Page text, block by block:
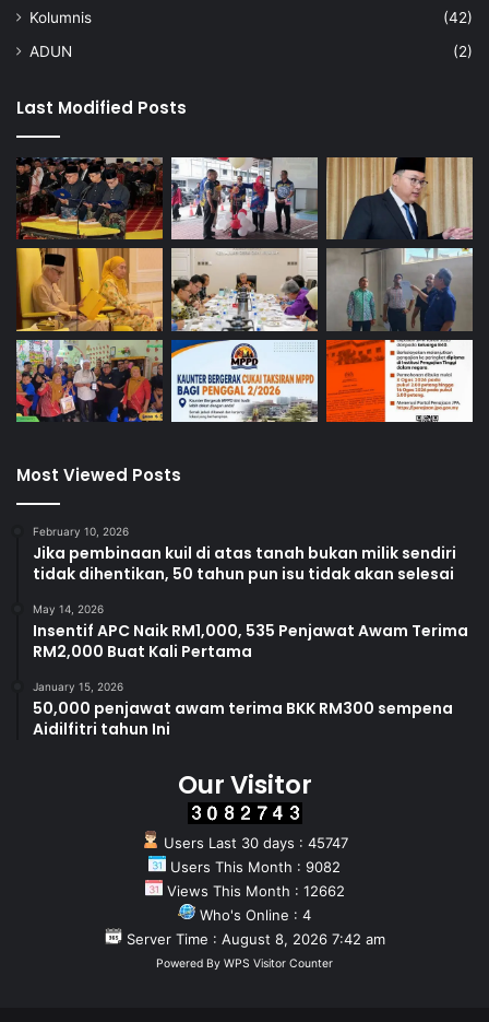
Kolumnis
(42)
ADUN
(2)
Last Modified Posts
Most Viewed Posts
February 10, 2026
Jika pembinaan kuil di atas tanah bukan milik sendiri
tidak dihentikan, 50 tahun pun isu tidak akan selesai
May 14, 2026
Insentif APC Naik RM1,000, 535 Penjawat Awam Terima
RM2,000 Buat Kali Pertama
January 15, 2026
50,000 penjawat awam terima BKK RM300 sempena
Aidilfitri tahun Ini
Our Visitor
Users Last 30 days : 45747
Users This Month : 9082
Views This Month : 12662
Who's Online : 4
Server Time : August 8, 2026 7:42 am
Powered By WPS Visitor Counter